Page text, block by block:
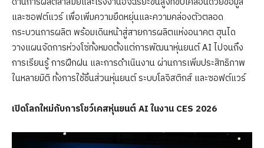
และซอฟต์แวร์ เพื่อเพิ่มความยืดหยุ่นและความคล่องตัวตลอด
กระบวนการผลิต พร้อมเดินหน้าสู่สายการผลิตแห่งอนาคต ฮุนได
วางแผนจัดการห่วงโซ่ทั้งหมดตั้งแต่การพัฒนาหุ่นยนต์ AI ไปจนถึง
การเรียนรู้ การฝึกฝน และการดำเนินงาน ผ่านการเพิ่มประสิทธิภาพ
ในหลายมิติ ทั้งการใช้ชิ้นส่วนหุ่นยนต์ ระบบโลจิสติกส์ และซอฟต์แวร์
เปิดโลกใหม่กับการโชว์เคสหุ่นยนต์ AI ในงาน CES 2026